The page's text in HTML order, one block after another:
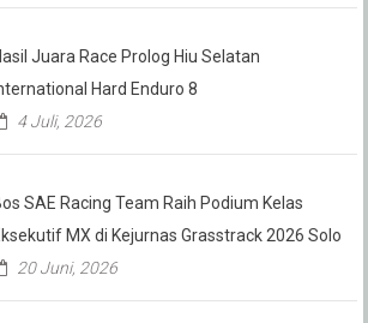
Juara Race Prolog Hiu Selatan
Hard Enduro 8
4 Juli, 2026
SAE Racing Team Raih Podium Kelas
MX di Kejurnas Grasstrack 2026 Solo
20 Juni, 2026